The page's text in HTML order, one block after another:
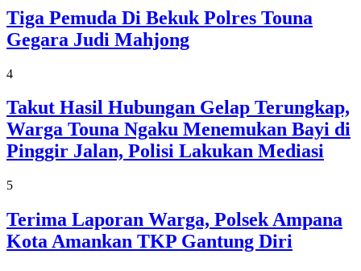
Tiga Pemuda Di Bekuk Polres Touna
Gegara Judi Mahjong
4
Takut Hasil Hubungan Gelap Terungkap,
Warga Touna Ngaku Menemukan Bayi di
Pinggir Jalan, Polisi Lakukan Mediasi
5
Terima Laporan Warga, Polsek Ampana
Kota Amankan TKP Gantung Diri